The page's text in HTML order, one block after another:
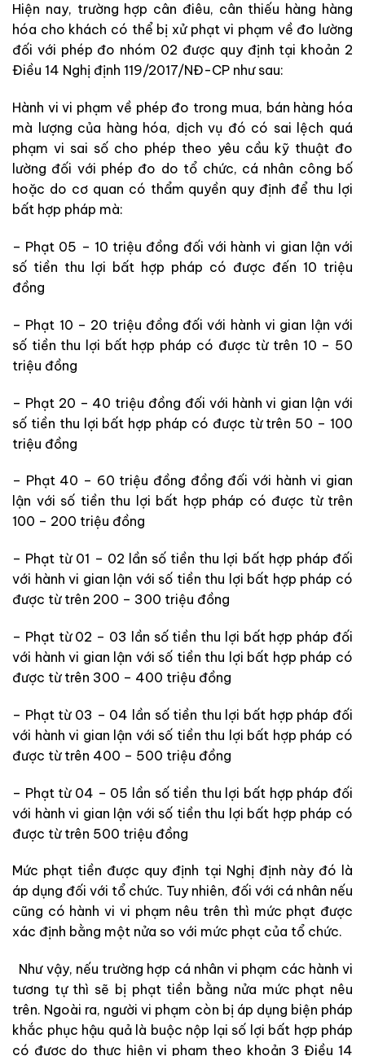
Hiện nay, trường hợp cân điêu, cân thiếu hàng hàng
hóa cho khách có thể bị xử phạt vi phạm về đo lường
đối với phép đo nhóm 02 được quy định tại khoản 2
Điều 14 Nghị định 119/2017/NĐ-CP như sau:
Hành vi vi phạm về phép đo trong mua, bán hàng hóa
mà lượng của hàng hóa, dịch vụ đó có sai lệch quá
phạm vi sai số cho phép theo yêu cầu kỹ thuật đo
lường đối với phép đo do tổ chức, cá nhân công bố
hoặc do cơ quan có thẩm quyền quy định để thu lợi
bất hợp pháp mà:
– Phạt 05 – 10 triệu đồng đối với hành vi gian lận với
số tiền thu lợi bất hợp pháp có được đến 10 triệu
đồng
– Phạt 10 – 20 triệu đồng đối với hành vi gian lận với
số tiền thu lợi bất hợp pháp có được từ trên 10 – 50
triệu đồng
– Phạt 20 – 40 triệu đồng đối với hành vi gian lận với
số tiền thu lợi bất hợp pháp có được từ trên 50 – 100
triệu đồng
– Phạt 40 – 60 triệu đồng đồng đối với hành vi gian
lận với số tiền thu lợi bất hợp pháp có được từ trên
100 – 200 triệu đồng
– Phạt từ 01 – 02 lần số tiền thu lợi bất hợp pháp đối
với hành vi gian lận với số tiền thu lợi bất hợp pháp có
được từ trên 200 – 300 triệu đồng
– Phạt từ 02 – 03 lần số tiền thu lợi bất hợp pháp đối
với hành vi gian lận với số tiền thu lợi bất hợp pháp có
được từ trên 300 – 400 triệu đồng
– Phạt từ 03 – 04 lần số tiền thu lợi bất hợp pháp đối
với hành vi gian lận với số tiền thu lợi bất hợp pháp có
được từ trên 400 – 500 triệu đồng
– Phạt từ 04 – 05 lần số tiền thu lợi bất hợp pháp đối
với hành vi gian lận với số tiền thu lợi bất hợp pháp có
được từ trên 500 triệu đồng
Mức phạt tiền được quy định tại Nghị định này đó là
áp dụng đối với tổ chức. Tuy nhiên, đối với cá nhân nếu
cũng có hành vi vi phạm nêu trên thì mức phạt được
xác định bằng một nửa so với mức phạt của tổ chức.
Như vậy, nếu trường hợp cá nhân vi phạm các hành vi
tương tự thì sẽ bị phạt tiền bằng nửa mức phạt nêu
trên. Ngoài ra, người vi phạm còn bị áp dụng biện pháp
khắc phục hậu quả là buộc nộp lại số lợi bất hợp pháp
có được do thực hiện vi phạm theo khoản 3 Điều 14